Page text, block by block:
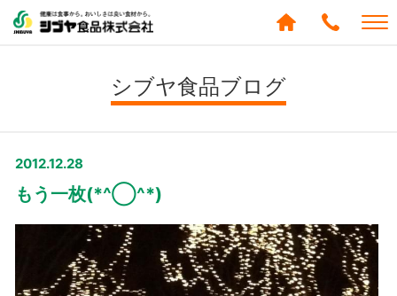
シブヤ食品ブログ
2012.12.28
もう一枚(*^◯^*)